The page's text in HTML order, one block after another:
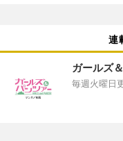
連
ガールズ
毎週火曜日